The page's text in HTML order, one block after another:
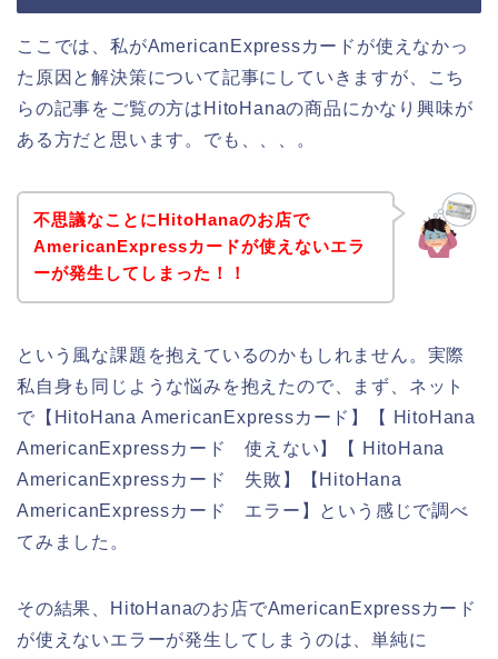
ここでは、私がAmericanExpressカードが使えなかっ
た原因と解決策について記事にしていきますが、こち
らの記事をご覧の方はHitoHanaの商品にかなり興味が
ある方だと思います。でも、、、。
不思議なことにHitoHanaのお店で
AmericanExpressカードが使えないエラ
ーが発生してしまった！！
という風な課題を抱えているのかもしれません。実際
私自身も同じような悩みを抱えたので、まず、ネット
で【HitoHana AmericanExpressカード】【 HitoHana
AmericanExpressカード 使えない】【 HitoHana
AmericanExpressカード 失敗】【HitoHana
AmericanExpressカード エラー】という感じで調べ
てみました。
その結果、HitoHanaのお店でAmericanExpressカード
が使えないエラーが発生してしまうのは、単純に